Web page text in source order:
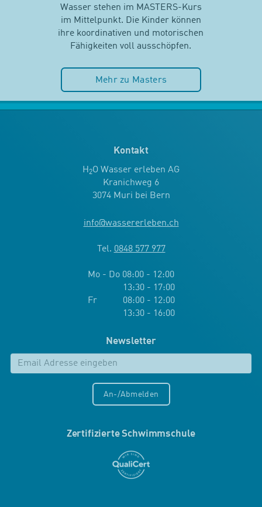
Wasser stehen im MASTERS-Kurs
im Mittelpunkt. Die Kinder können
ihre koordinativen und motorischen
Fähigkeiten voll ausschöpfen.
Mehr zu Masters
Kontakt
H2O Wasser erleben AG
Kranichweg 6
3074 Muri bei Bern
info@wassererleben.ch
Tel. 0848 577 977
Mo - Do 08:00 - 12:00
13:30 - 17:00
Fr 08:00 - 12:00
13:30 - 16:00
Newsletter
An-/Abmelden
Zertifizierte Schwimmschule